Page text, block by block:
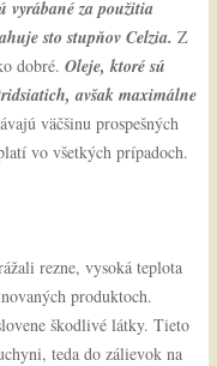
vyrábané za použitia
sto stupňov Celzia. Z
dobré. Oleje, ktoré sú
avšak maximálne
väčšinu prospešných
vo všetkých prípadoch.
rezne, vysoká teplota
produktoch.
škodlivé látky. Tieto
teda do zálievok na